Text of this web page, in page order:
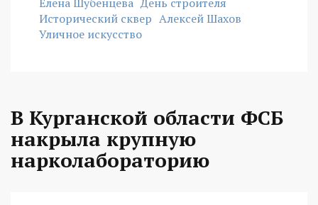
Исторический сквер Алексей Шахов
Уличное искусство
В Курганской области ФСБ
накрыла крупную
нарколабораторию